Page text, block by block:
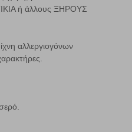
ή άλλους ΞΗΡΟΥΣ
αλλεργιογόνων
όλων